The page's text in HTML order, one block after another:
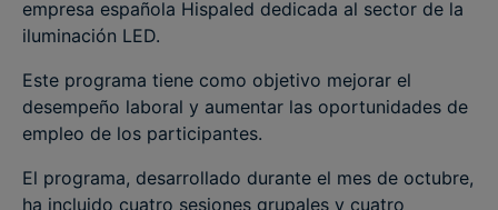
empresa española Hispaled dedicada al sector de la
iluminación LED.
Este programa tiene como objetivo mejorar el
desempeño laboral y aumentar las oportunidades de
empleo de los participantes.
El programa, desarrollado durante el mes de octubre,
ha incluido cuatro sesiones grupales y cuatro